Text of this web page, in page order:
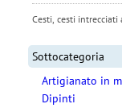
Cesti, cesti intrecciati
Sottocategoria
Artigianato in
Dipinti